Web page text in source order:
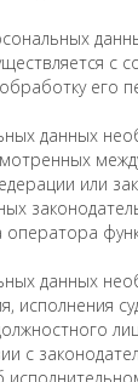
с
его
данных
или
оператора
данных
исполнения
с